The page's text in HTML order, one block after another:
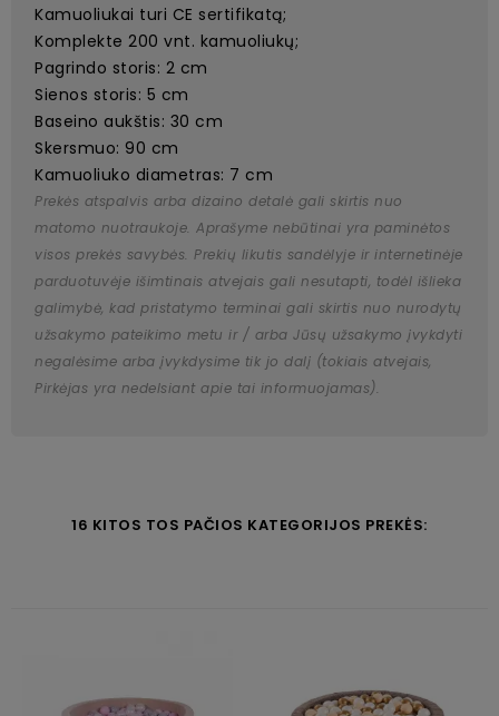
Kamuoliukai turi CE sertifikatą;
Komplekte 200 vnt. kamuoliukų;
Pagrindo storis: 2 cm
Sienos storis: 5 cm
Baseino aukštis: 30 cm
Skersmuo: 90 cm
Kamuoliuko diametras: 7 cm
Prekės atspalvis arba dizaino detalė gali skirtis nuo
matomo nuotraukoje. Aprašyme nebūtinai yra paminėtos
visos prekės savybės. Prekių likutis sandėlyje ir internetinėje
parduotuvėje išimtinais atvejais gali nesutapti, todėl išlieka
galimybė, kad pristatymo terminai gali skirtis nuo nurodytų
užsakymo pateikimo metu ir / arba Jūsų užsakymo įvykdyti
negalėsime arba įvykdysime tik jo dalį (tokiais atvejais,
Pirkėjas yra nedelsiant apie tai informuojamas).
16 KITOS TOS PAČIOS KATEGORIJOS PREKĖS: